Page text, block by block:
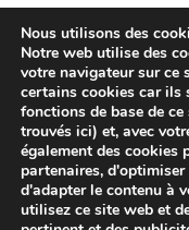
Enregistrer
dans le
commentaire.
Nous utilisons des
Notre web utilise des
votre navigateur sur ce
certains cookies car ils
fonctions de base de
trouvés ici) et, avec
également des cookies
partenaires,
d'adapter le contenu à
utilisez ce site web et